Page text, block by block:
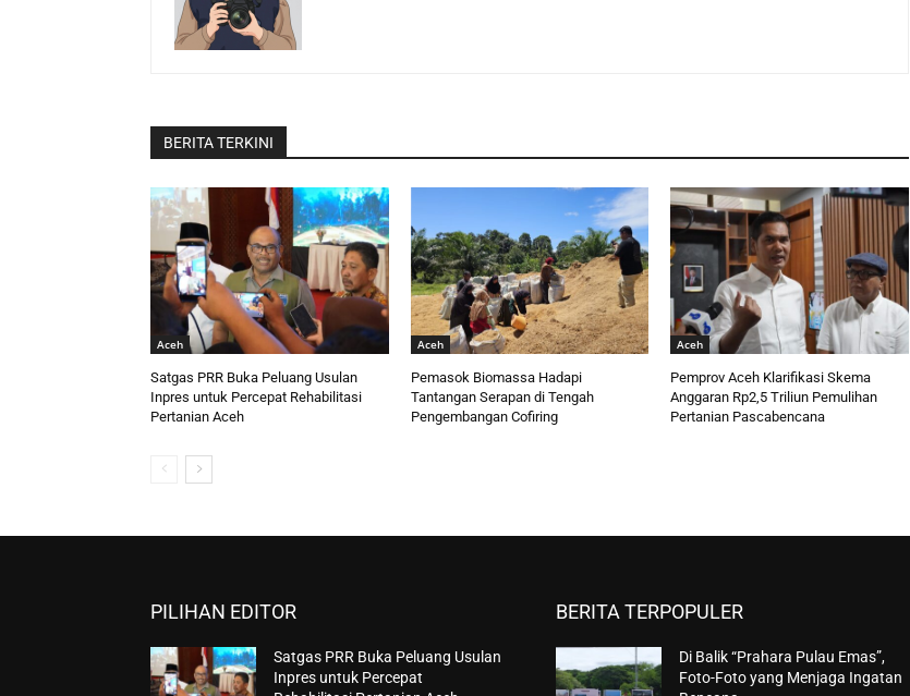
BERITA TERKINI
Aceh
Satgas PRR Buka Peluang Usulan
Inpres untuk Percepat Rehabilitasi
Pertanian Aceh
Aceh
Pemasok Biomassa Hadapi
Tantangan Serapan di Tengah
Pengembangan Cofiring
Aceh
Pemprov Aceh Klarifikasi Skema
Anggaran Rp2,5 Triliun Pemulihan
Pertanian Pascabencana
PILIHAN EDITOR
Satgas PRR Buka Peluang Usulan
Inpres untuk Percepat
BERITA TERPOPULER
Di Balik “Prahara Pulau Emas”,
Foto-Foto yang Menjaga Ingatan